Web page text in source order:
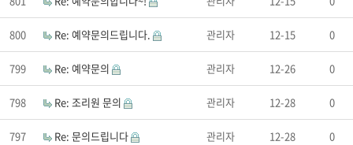
800 Re: 예약문의드립니다. 관리자 12-15 0
799 Re: 예약문의 관리자 12-26 0
798 Re: 조리원 문의 관리자 12-28 0
797 Re: 문의드립니다 관리자 12-28 0